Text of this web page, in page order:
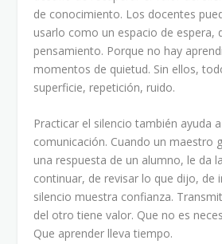
de conocimiento. Los docentes
usarlo como un espacio de espera,
pensamiento. Porque no hay
momentos de quietud. Sin ellos,
superficie, repetición, ruido.
Practicar el silencio también ayuda
comunicación. Cuando un maestro
una respuesta de un alumno, le da
continuar, de revisar lo que dijo, de
silencio muestra confianza.
del otro tiene valor. Que no es
Que aprender lleva tiempo.